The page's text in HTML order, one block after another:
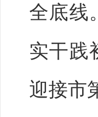
全底线
实干践
迎接市